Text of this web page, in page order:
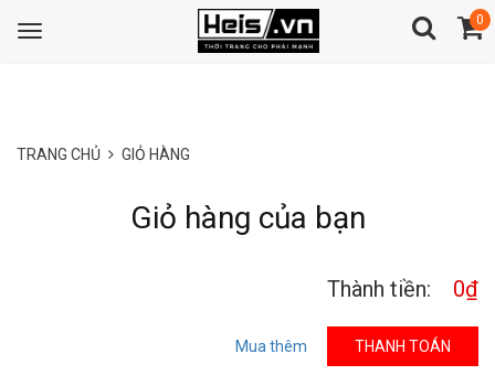
Toggle
0
TRANG CHỦ GIỎ HÀNG
Giỏ hàng của bạn
Thành tiền: 0₫
Mua thêm THANH TOÁN